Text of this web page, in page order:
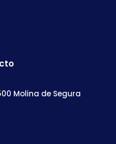
Molina de Segura